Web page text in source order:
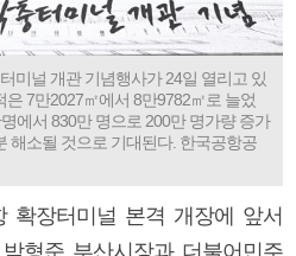
미널 개관 기념행사가 24일 열리고 있
7만2027㎡에서 8만9782㎡로 늘었
에서 830만 명으로 200만 명가량 증가
해소될 것으로 기대된다. 한국공항공
확장터미널 본격 개장에 앞서
형준 부산시장과 더불어민주